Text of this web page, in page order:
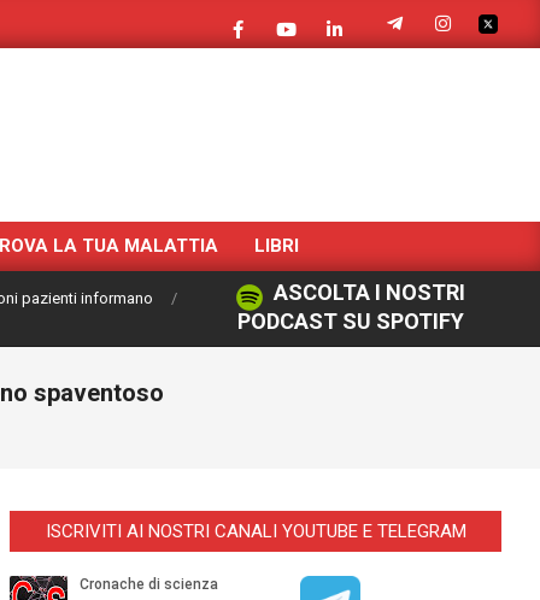
LA TUA MALATTIA LIBRI
pazienti informano
ASCOLTA I NOSTRI
PODCAST SU SPOTIFY
spaventoso
ISCRIVITI AI NOSTRI CANALI YOUTUBE E TELEGRAM